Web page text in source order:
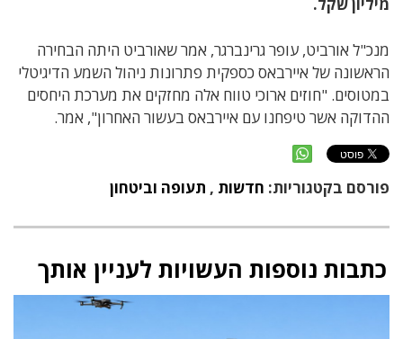
מנכ"ל אורביט, עופר גרינברגר, אמר שאורביט היתה הבחירה
הראשונה של איירבאס כספקית פתרונות ניהול השמע הדיגיטלי
במטוסים. "חוזים ארוכי טווח אלה מחזקים את מערכת היחסים
ההדוקה אשר טיפחנו עם איירבאס בעשור האחרון", אמר.
פורסם בקטגוריות: חדשות , תעופה וביטחון
כתבות נוספות העשויות לעניין אותך